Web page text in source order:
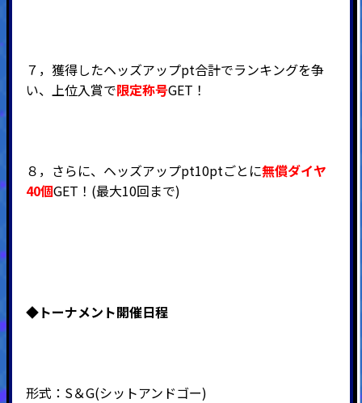
７，獲得したヘッズアップpt合計でランキングを争
い、上位入賞で限定称号GET！
８，さらに、ヘッズアップpt10ptごとに無償ダイヤ
40個GET！(最大10回まで)
◆トーナメント開催日程
形式： S＆G(シットアンドゴー)